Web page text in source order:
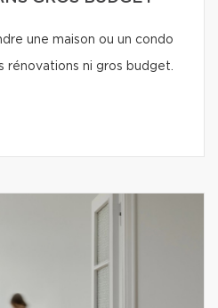
une maison ou un condo
rénovations ni gros budget.